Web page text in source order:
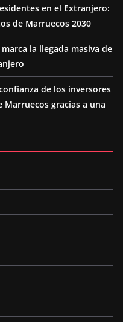
en el Extranjero:
de Marruecos 2030
la llegada masiva de
de los inversores
gracias a una